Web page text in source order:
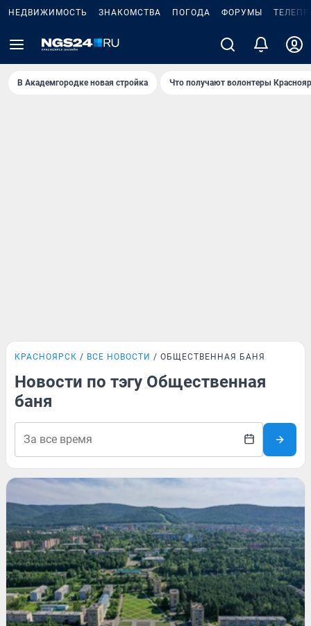
НЕДВИЖИМОСТЬ ЗНАКОМСТВА ПОГОДА ФОРУМЫ
В Академгородке новая стройка Что получают волонтеры
КРАСНОЯРСК ВСЕ НОВОСТИ ОБЩЕСТВЕННАЯ БАНЯ
Новости по тэгу Общественная
баня